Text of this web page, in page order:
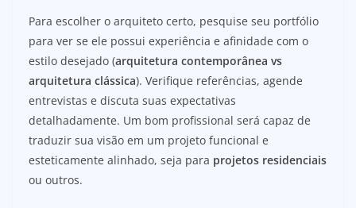
Para escolher o arquiteto certo, pesquise seu portfólio
para ver se ele possui experiência e afinidade com o
estilo desejado (arquitetura contemporânea vs
arquitetura clássica). Verifique referências, agende
entrevistas e discuta suas expectativas
detalhadamente. Um bom profissional será capaz de
traduzir sua visão em um projeto funcional e
esteticamente alinhado, seja para projetos residenciais
ou outros.